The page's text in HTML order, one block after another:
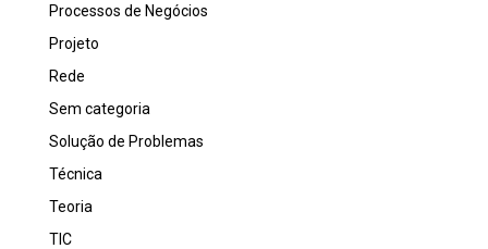
Processos de Negócios
Projeto
Rede
Sem categoria
Solução de Problemas
Técnica
Teoria
TIC